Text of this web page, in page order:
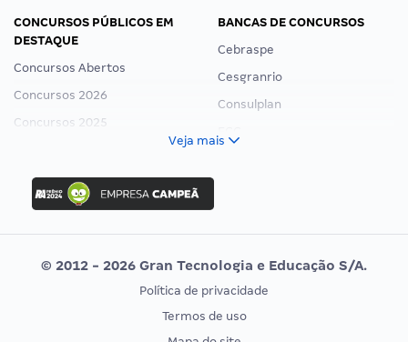
CONCURSOS PÚBLICOS EM
DESTAQUE
Concursos Abertos
Concursos 2026
Concursos 2025
Concurso Ibama
Concurso MPU
Editais publicados
BANCAS DE CONCURSOS
Cebraspe
Cesgranrio
Consulplan
Vunesp
CONCURSOS POR PROFISSÃO
EXAME DE ORDEM
Veja mais
© 2012 - 2026 Gran Tecnologia e Educação S/A.
Política de privacidade
Termos de uso